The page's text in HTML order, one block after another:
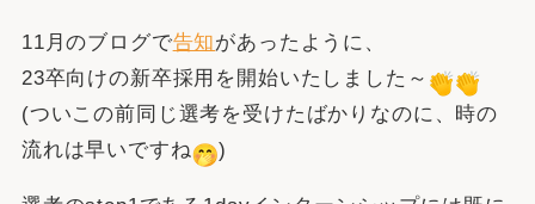
11月のブログで告知があったように、
23卒向けの新卒採用を開始いたしました～
(ついこの前同じ選考を受けたばかりなのに、時の
流れは早いですね
)